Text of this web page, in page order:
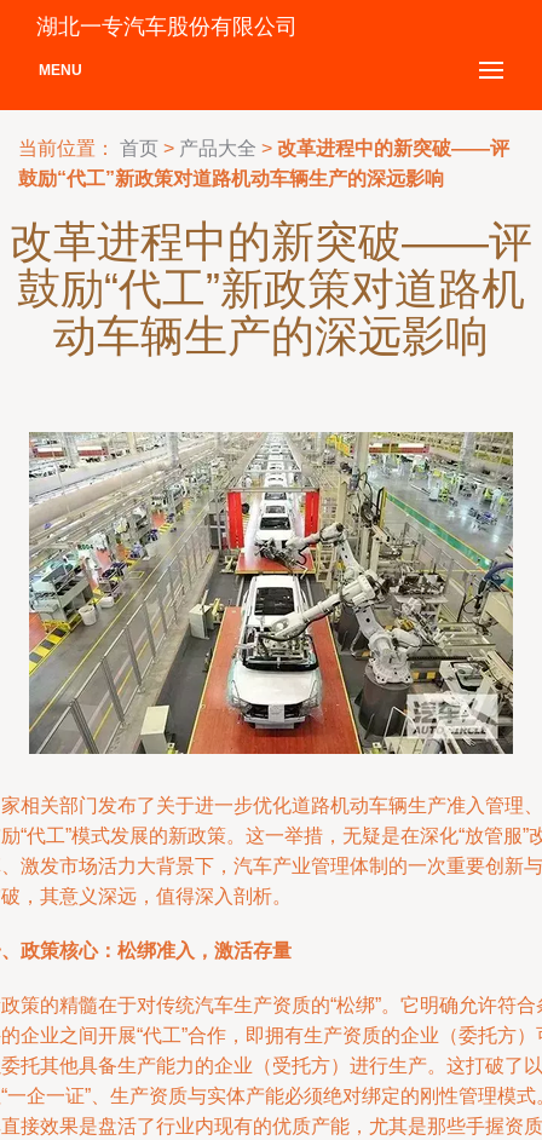
湖北一专汽车股份有限公司
MENU
当前位置： 首页 > 产品大全 > 改革进程中的新突破——评
鼓励“代工”新政策对道路机动车辆生产的深远影响
改革进程中的新突破——评
鼓励“代工”新政策对道路机
动车辆生产的深远影响
相关部门发布了关于进一步优化道路机动车辆生产准入管理、
“代工”模式发展的新政策。这一举措，无疑是在深化“放管服”
激发市场活力大背景下，汽车产业管理体制的一次重要创新与
，其意义深远，值得深入剖析。
政策核心：松绑准入，激活存量
策的精髓在于对传统汽车生产资质的“松绑”。它明确允许符合
企业之间开展“代工”合作，即拥有生产资质的企业（委托方）
托其他具备生产能力的企业（受托方）进行生产。这打破了以
一企一证”、生产资质与实体产能必须绝对绑定的刚性管理模式
接效果是盘活了行业内现有的优质产能，尤其是那些手握资质